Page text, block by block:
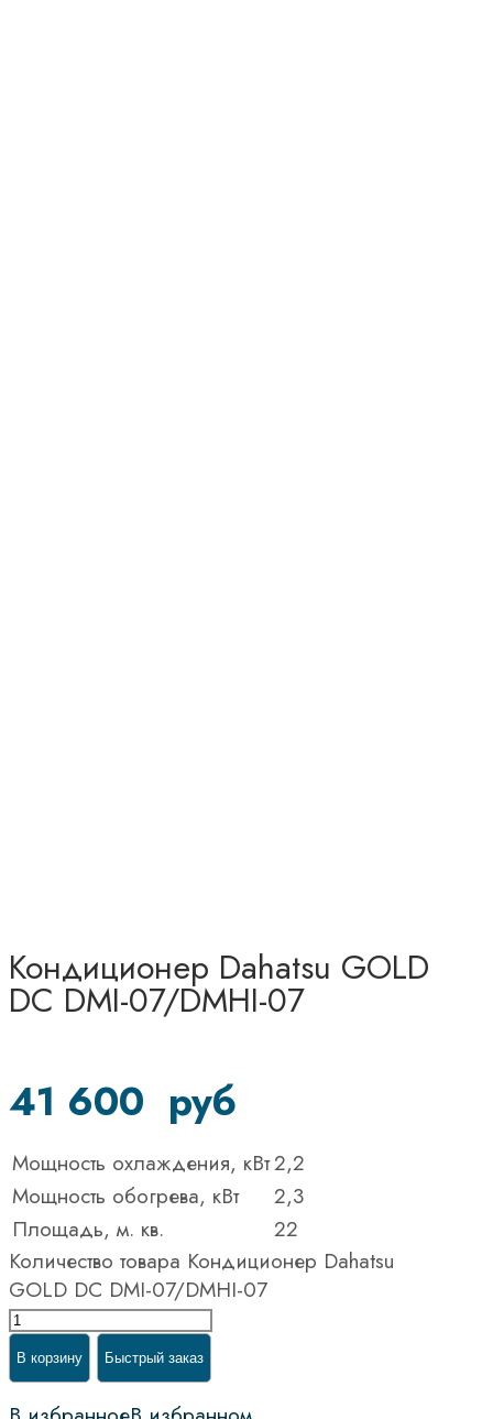
Кондиционер Dahatsu GOLD
DC DMI-07/DMHI-07
41 600 руб
Мощность охлаждения, кВт2,2
Мощность обогрева, кВт
2,3
Площадь, м. кв.
22
Количество товара Кондиционер Dahatsu
GOLD DC DMI-07/DMHI-07
В корзину Быстрый заказ